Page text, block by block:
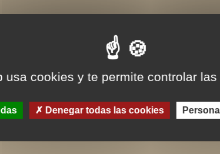
usa cookies y te permite controlar
Denegar todas las cookies